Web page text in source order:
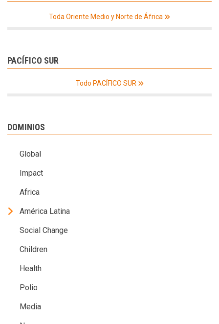
Toda Oriente Medio y Norte de África
PACÍFICO SUR
Todo PACÍFICO SUR
DOMINIOS
Global
Impact
Africa
América Latina
Social Change
Children
Health
Polio
Media